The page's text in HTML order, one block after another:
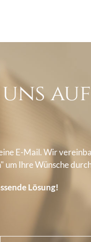
E-Mail. Wir
um Ihre Wünsche
Lösung!